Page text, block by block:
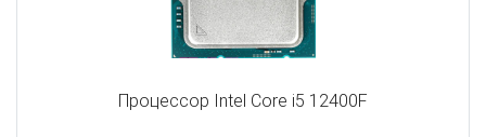
Процессор Intel Core i5 12400F